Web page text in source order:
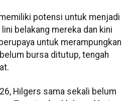
potensi untuk menjadi
belakang mereka dan kini
untuk merampungkan
bursa ditutup, tengah
Hilgers sama sekali belum